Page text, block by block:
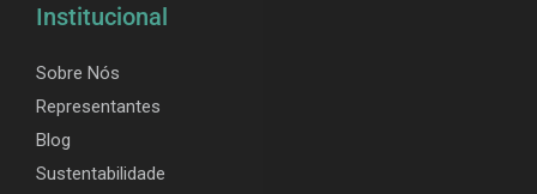
Institucional
Sobre Nós
Representantes
Blog
Sustentabilidade